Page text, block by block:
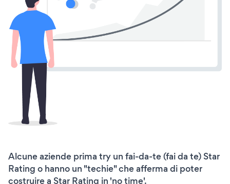
Alcune aziende prima try un fai-da-te (fai da te) Star
Rating o hanno un "techie" che afferma di poter
costruire a Star Rating in 'no time'.